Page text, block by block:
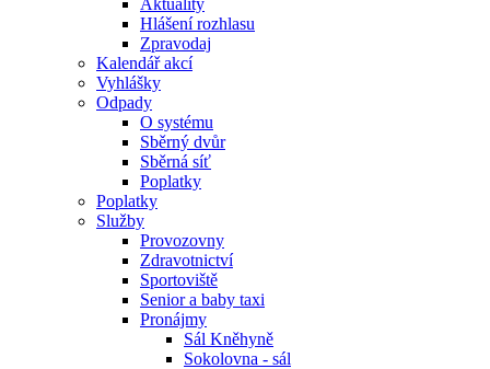
Aktuality
Hlášení rozhlasu
Zpravodaj
Kalendář akcí
Vyhlášky
Odpady
O systému
Sběrný dvůr
Sběrná síť
Poplatky
Poplatky
Služby
Provozovny
Zdravotnictví
Sportoviště
Senior a baby taxi
Pronájmy
Sál Kněhyně
Sokolovna - sál